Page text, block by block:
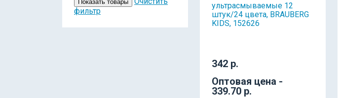
Показать товары
фильтр
342 р.
Оптовая цена -
339.70 р.